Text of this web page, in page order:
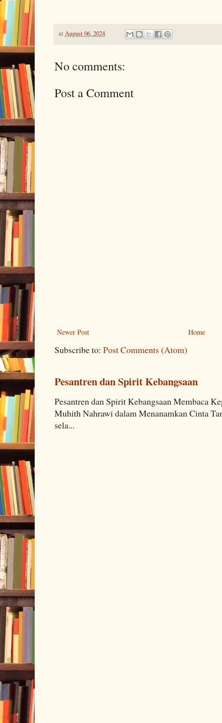
at August 06, 2024
No comments:
Post a Comment
Newer Post Home
Subscribe to: Post Comments (Atom)
Pesantren dan Spirit Kebangsaan
Pesantren dan Spirit Kebangsaan Membaca
Muhith Nahrawi dalam Menanamkan Cinta
sela...